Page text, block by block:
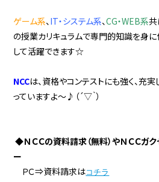
ゲーム系、IT・システム系、CG・WEB系共
の授業カリキュラムで専門的知識を身
して活躍できます☆
NCCは、資格やコンテストにも強く、充
っていますよ～♪（´▽｀）
◆ＮＣＣの資料請求（無料）やＮＣＣガク
ー
ＰＣ⇒資料請求はコチラ